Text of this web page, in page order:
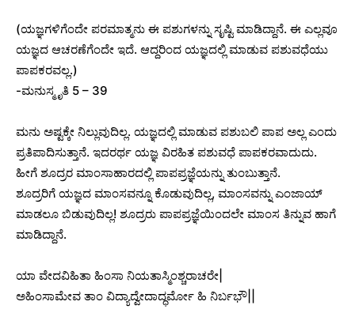
(ಯಜ್ಞಗಳಿಗೆಂದೇ ಪರಮಾತ್ಮನು ಈ ಪಶುಗಳನ್ನು ಸೃಷ್ಟಿ ಮಾಡಿದ್ದಾನೆ. ಈ ಎಲ್ಲವೂ
ಯಜ್ಞದ ಆಚರಣೆಗೆಂದೇ ಇದೆ. ಆದ್ದರಿಂದ ಯಜ್ಞದಲ್ಲಿ ಮಾಡುವ ಪಶುವಧೆಯು
ಪಾಪಕರವಲ್ಲ.)
-ಮನುಸ್ಮೃತಿ 5 – 39
ಮನು ಅಷ್ಟಕ್ಕೇ ನಿಲ್ಲುವುದಿಲ್ಲ. ಯಜ್ಞದಲ್ಲಿ ಮಾಡುವ ಪಶುಬಲಿ ಪಾಪ ಅಲ್ಲ ಎಂದು
ಪ್ರತಿಪಾದಿಸುತ್ತಾನೆ. ಇದರರ್ಥ ಯಜ್ಞ ವಿರಹಿತ ಪಶುವಧೆ ಪಾಪಕರವಾದುದು.
ಹೀಗೆ ಶೂದ್ರರ ಮಾಂಸಾಹಾರದಲ್ಲಿ ಪಾಪಪ್ರಜ್ಞೆಯನ್ನು ತುಂಬುತ್ತಾನೆ.
ಶೂದ್ರರಿಗೆ ಯಜ್ಞದ ಮಾಂಸವನ್ನೂ ಕೊಡುವುದಿಲ್ಲ, ಮಾಂಸವನ್ನು ಎಂಜಾಯ್
ಮಾಡಲೂ ಬಿಡುವುದಿಲ್ಲ! ಶೂದ್ರರು ಪಾಪಪ್ರಜ್ಞೆಯಿಂದಲೇ ಮಾಂಸ ತಿನ್ನುವ ಹಾಗೆ
ಮಾಡಿದ್ದಾನೆ.
ಯಾ ವೇದವಿಹಿತಾ ಹಿಂಸಾ ನಿಯತಾಸ್ಮಿಂಶ್ಚರಾಚರೇ|
ಅಹಿಂಸಾಮೇವ ತಾಂ ವಿದ್ಯಾದ್ವೇದಾದ್ಧರ್ಮೋ ಹಿ ನಿರ್ಬಭೌ||